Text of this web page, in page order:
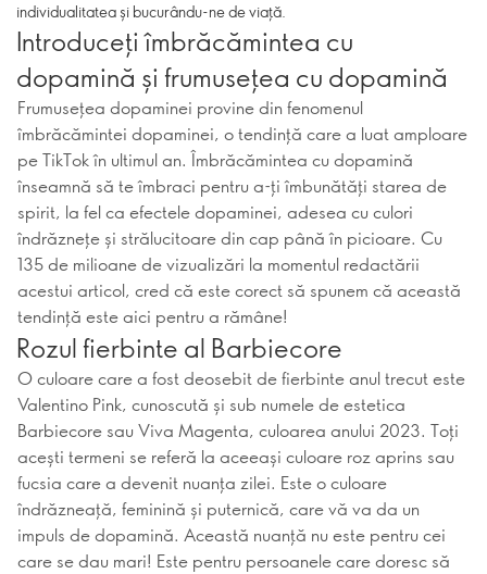
individualitatea și bucurându-ne de viață.
Introduceți îmbrăcămintea cu
dopamină și frumusețea cu dopamină
Frumusețea dopaminei provine din fenomenul
îmbrăcămintei dopaminei, o tendință care a luat amploare
pe TikTok în ultimul an. Îmbrăcămintea cu dopamină
înseamnă să te îmbraci pentru a-ți îmbunătăți starea de
spirit, la fel ca efectele dopaminei, adesea cu culori
îndrăznețe și strălucitoare din cap până în picioare. Cu
135 de milioane de vizualizări la momentul redactării
acestui articol, cred că este corect să spunem că această
tendință este aici pentru a rămâne!
Rozul fierbinte al Barbiecore
O culoare care a fost deosebit de fierbinte anul trecut este
Valentino Pink, cunoscută și sub numele de estetica
Barbiecore sau Viva Magenta, culoarea anului 2023. Toți
acești termeni se referă la aceeași culoare roz aprins sau
fucsia care a devenit nuanța zilei. Este o culoare
îndrăzneață, feminină și puternică, care vă va da un
impuls de dopamină. Această nuanță nu este pentru cei
care se dau mari! Este pentru persoanele care doresc să